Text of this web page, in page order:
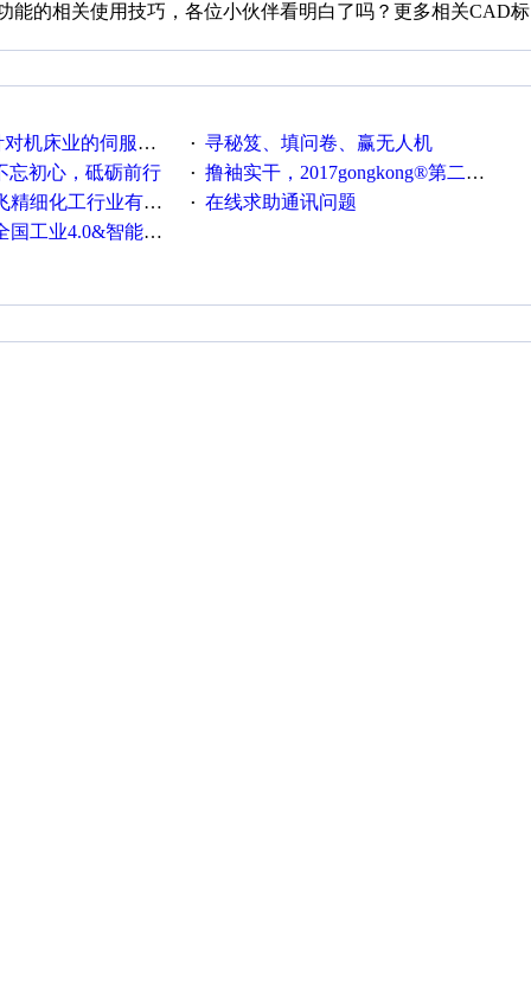
能的相关使用技巧，各位小伙伴看明白了吗？更多相关CAD标
系统发展，您的期望是什么？ · 寻秘笈、填问卷、赢无人机
忘初心，砥砺前行 · 撸袖实干，2017gongkong®第二届智造工程师节正式起航！
工行业有奖调查来袭！ · 在线求助通讯问题
智能制造高级培训班通知！